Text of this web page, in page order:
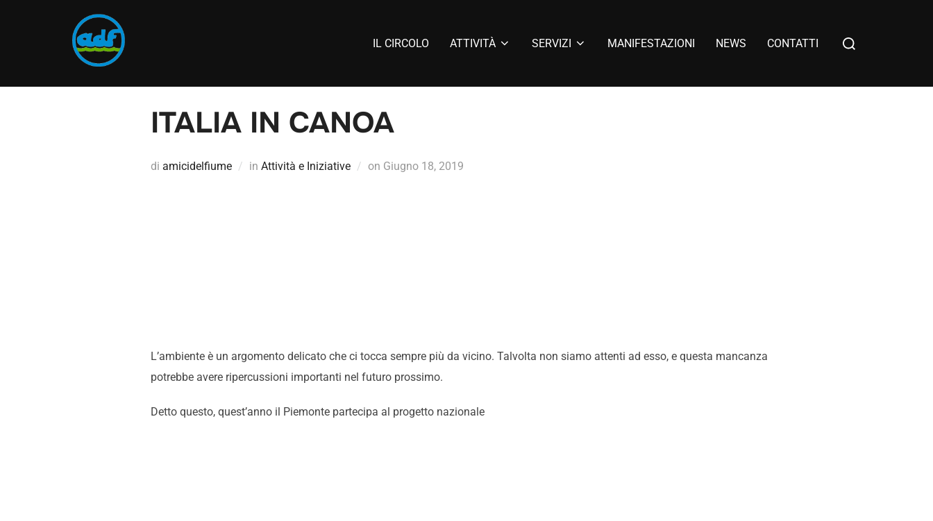
IL CIRCOLO ATTIVITÀ SERVIZI MANIFESTAZIONI NEWS CONTATTI
ITALIA IN CANOA
di amicidelfiume in Attività e Iniziative on Giugno 18, 2019
L’ambiente è un argomento delicato che ci tocca sempre più da vicino. Talvolta non siamo attenti ad esso, e questa mancanza
potrebbe avere ripercussioni importanti nel futuro prossimo.
Detto questo, quest’anno il Piemonte partecipa al progetto nazionale